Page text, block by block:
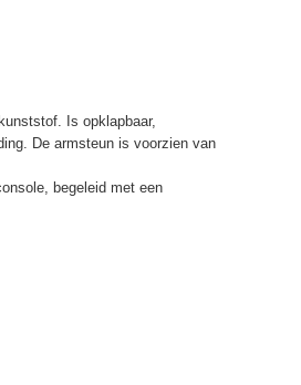
Is opklapbaar,
De armsteun is voorzien van
begeleid met een